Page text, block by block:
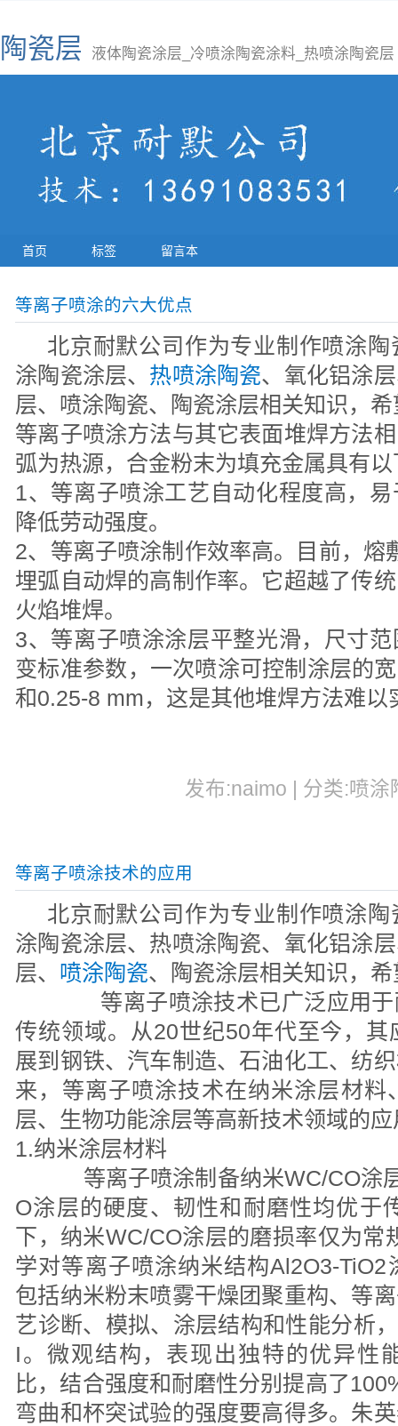
陶瓷层 液体陶瓷涂层_冷喷涂陶瓷涂料_热喷涂陶瓷层
首页 标签 留言本
等离子喷涂的六大优点
北京耐默公司作为专业制作喷涂
涂陶瓷涂层、 热喷涂陶瓷、氧化铝涂
层、喷涂陶瓷、陶瓷涂层相关知识，
等离子喷涂方法与其它表面堆焊方法
弧为热源，合金粉末为填充金属具有
1、等离子喷涂工艺自动化程度高，
降低劳动强度。
2、等离子喷涂制作效率高。目前，熔
埋弧自动焊的高制作率。它超越了传
火焰堆焊。
3、等离子喷涂涂层平整光滑，尺寸
变标准参数，一次喷涂可控制涂层的
和0.25-8 mm，这是其他堆焊方法难以
发布:naimo | 分类:喷
等离子喷涂技术的应用
北京耐默公司作为专业制作喷涂
涂陶瓷涂层、热喷涂陶瓷、氧化铝涂
层、 喷涂陶瓷、陶瓷涂层相关知识，
等离子喷涂技术已广泛应用于耐
传统领域。从20世纪50年代至今，
展到钢铁、汽车制造、石油化工、纺
来，等离子喷涂技术在纳米涂层材料
层、生物功能涂层等高新技术领域
1.纳米涂层材料
等离子喷涂制备纳米WC/CO涂层
O涂层的硬度、韧性和耐磨性均优于
下，纳米WC/CO涂层的磨损率仅为常
学对等离子喷涂纳米结构Al2O3-
包括纳米粉末喷雾干燥团聚重构、等
艺诊断、模拟、涂层结构和性能分析
I。微观结构，表现出独特的优异性
比，结合强度和耐磨性分别提高了
弯曲和杯突试验的强度要高得多。朱